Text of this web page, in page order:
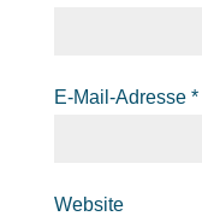
E-Mail-Adresse *
Website